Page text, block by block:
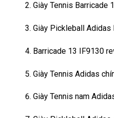
Giày Tennis Barricade
Giày Pickleball Adidas
Barricade 13 IF9130
Giày Tennis Adidas
Giày Tennis nam